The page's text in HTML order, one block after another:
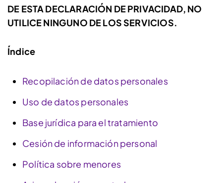
DE ESTA DECLARACIÓN DE PRIVACIDAD, NO
UTILICE NINGUNO DE LOS SERVICIOS.
Índice
Recopilación de datos personales
Uso de datos personales
Base jurídica para el tratamiento
Cesión de información personal
Política sobre menores